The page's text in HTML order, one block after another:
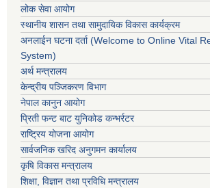
लोक सेवा आयोग
स्थानीय शासन तथा सामुदायिक विकास कार्यक्रम
अनलाईन घटना दर्ता (Welcome to Online Vital
System)
अर्थ मन्त्रालय
केन्द्रीय पञ्जिकरण विभाग
नेपाल कानुन आयोग
प्रिती फन्ट बाट युनिकोड कन्भर्रटर
राष्ट्रिय योजना आयोग
सार्वजनिक खरिद अनुगमन कार्यालय
कृषि विकास मन्त्रालय
शिक्षा, विज्ञान तथा प्रविधि मन्त्रालय